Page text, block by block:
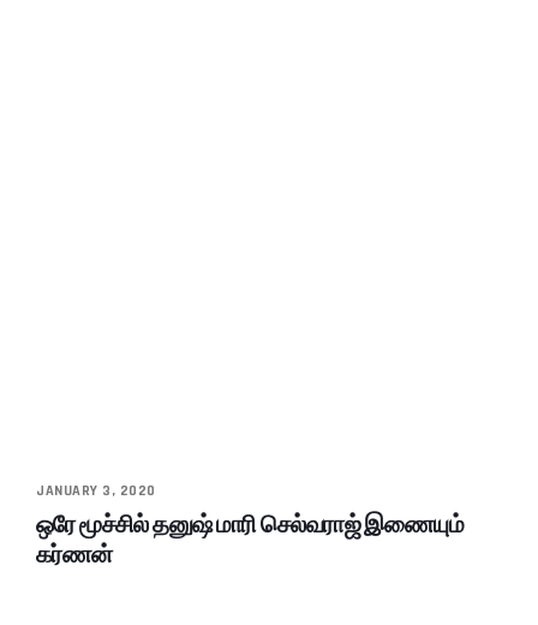
JANUARY 3, 2020
ஒரே மூச்சில் தனுஷ் மாரி செல்வராஜ் இணையும்
கர்ணன்